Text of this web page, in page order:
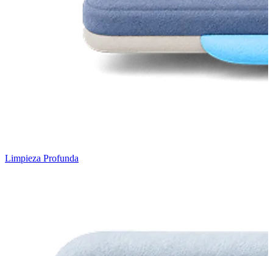
Limpieza Profunda